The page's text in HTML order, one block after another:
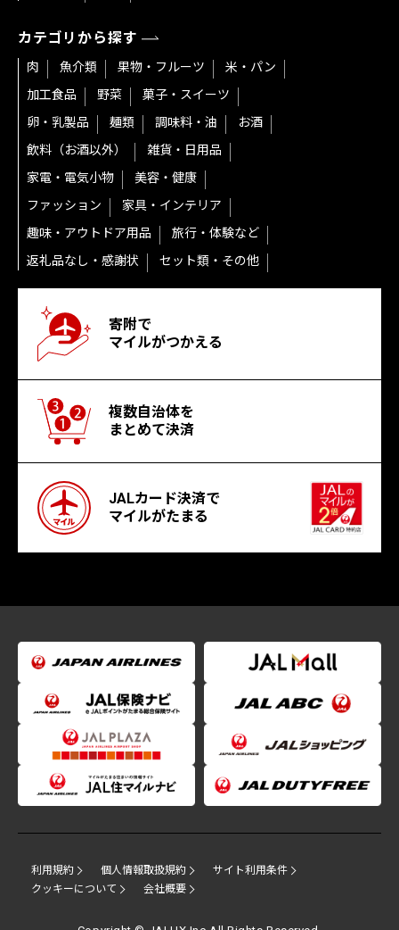
カテゴリから探す
肉 魚介類 果物・フルーツ
米・パン
加工食品
野菜
菓子・スイーツ
卵・乳製品
麺類 調味料・油
お酒
飲料（お酒以外）
雑貨・日用品
家電・電気小物
美容・健康
ファッション
家具・インテリア
趣味・アウトドア用品
旅行・体験など
返礼品なし・感謝状
セット類・その他
寄附で
マイルがつかえる
複数自治体を
まとめて決済
JALカード決済で
マイルがたまる
利用規約 個人情報取扱規約
サイト利用条件
クッキーについて
会社概要